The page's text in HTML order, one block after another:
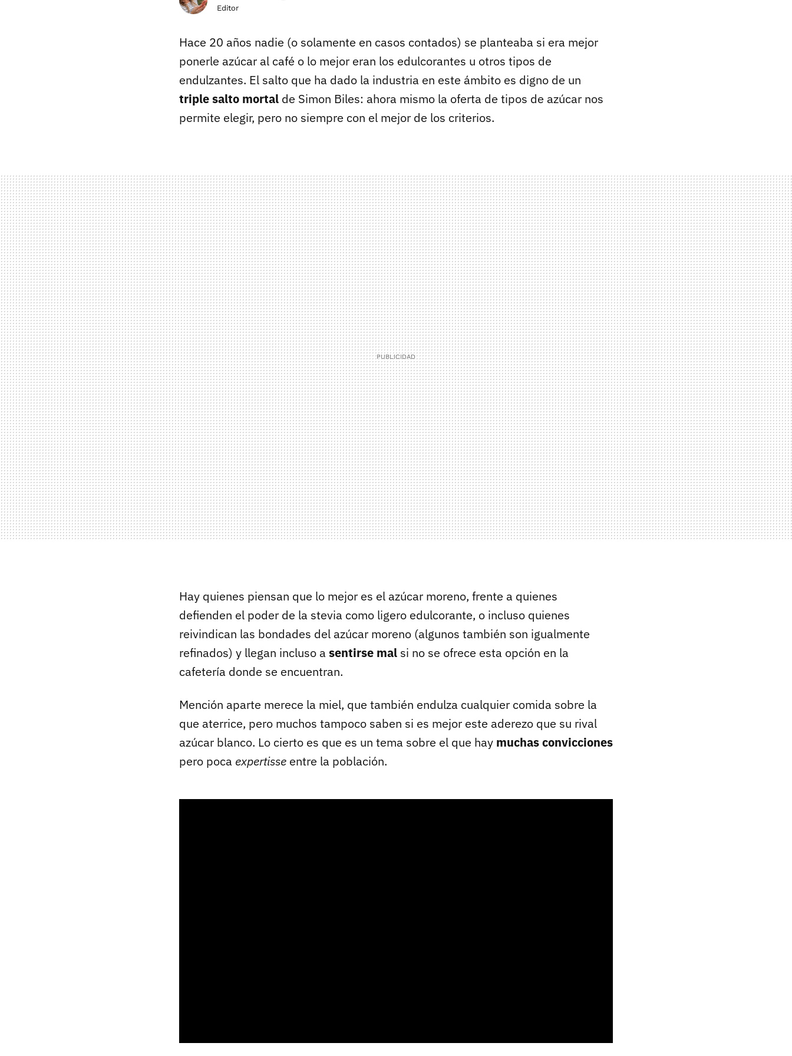
Editor
Hace 20 años nadie (o solamente en casos contados) se planteaba si era mejor
ponerle azúcar al café o lo mejor eran los edulcorantes u otros tipos de
endulzantes. El salto que ha dado la industria en este ámbito es digno de un
triple salto mortal de Simon Biles: ahora mismo la oferta de tipos de azúcar nos
permite elegir, pero no siempre con el mejor de los criterios.
Hay quienes piensan que lo mejor es el azúcar moreno, frente a quienes
defienden el poder de la stevia como ligero edulcorante, o incluso quienes
reivindican las bondades del azúcar moreno (algunos también son igualmente
refinados) y llegan incluso a sentirse mal si no se ofrece esta opción en la
cafetería donde se encuentran.
Mención aparte merece la miel, que también endulza cualquier comida sobre la
que aterrice, pero muchos tampoco saben si es mejor este aderezo que su rival
azúcar blanco. Lo cierto es que es un tema sobre el que hay muchas convicciones
pero poca expertisse entre la población.